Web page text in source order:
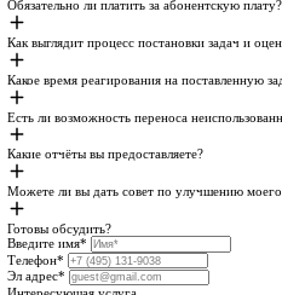
Обратная связь до 15
Работа с несколькими
Бэкапы сайта на наш
Бесплатные онлайн-
Личный менеджер
Работа в нерабочее время
Переговоры от лица
Скидка 30% на